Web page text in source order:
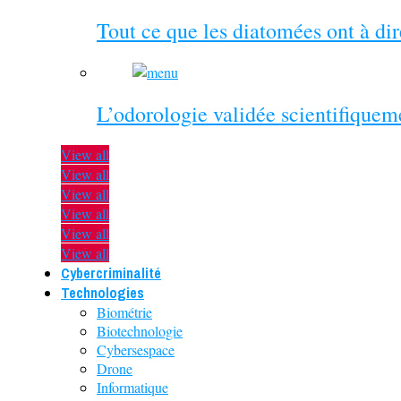
Tout ce que les diatomées ont à
L’odorologie validée
View all
View all
View all
View all
View all
View all
Cybercriminalité
Technologies
Biométrie
Biotechnologie
Cybersespace
Drone
Informatique